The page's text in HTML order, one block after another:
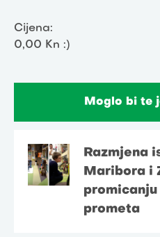
Cijena:
0,00 Kn :)
Moglo bi te
Razmjena
Maribora i
prometa